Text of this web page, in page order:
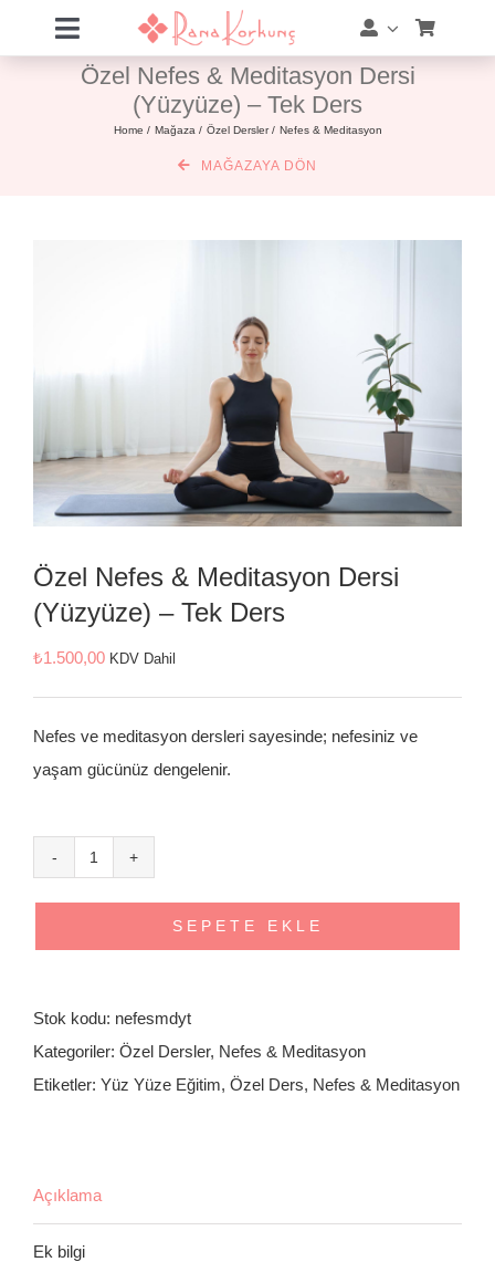
Toggle
Navigation
Hakkımda
Blog
İletişim
Özel Nefes & Meditasyon Dersi
(Yüzyüze) – Tek Ders
Home Mağaza Özel Dersler Nefes & Meditasyon
MAĞAZAYA DÖN
Özel Nefes & Meditasyon Dersi
(Yüzyüze) – Tek Ders
₺1.500,00 KDV Dahil
Nefes ve meditasyon dersleri sayesinde; nefesiniz ve
yaşam gücünüz dengelenir.
Nefes
(Yüzyüze)
SEPETE EKLE
Stok kodu: nefesmdyt
Kategoriler: Özel Dersler, Nefes & Meditasyon
Etiketler: Yüz Yüze Eğitim, Özel Ders, Nefes & Meditasyon
Açıklama
Ek bilgi